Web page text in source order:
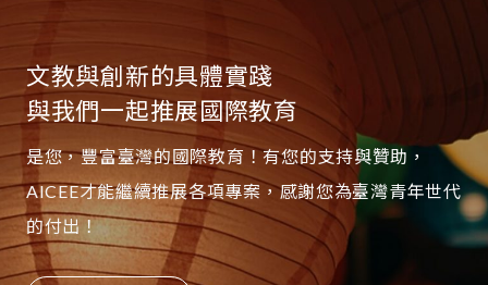
文教與創新的具體實踐
與我們一起推展國際教育
是您，豐富臺灣的國際教育！有您的支持與贊助，
AICEE才能繼續推展各項專案，感謝您為臺灣青年世代
的付出！